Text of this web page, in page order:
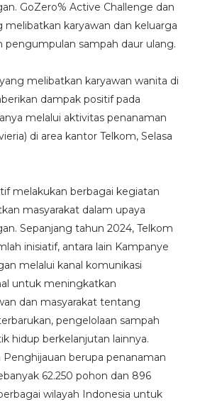
GoZero% Active Challenge dan
melibatkan karyawan dan keluarga
pengumpulan sampah daur ulang.
melibatkan karyawan wanita di
dampak positif pada
melalui aktivitas penanaman
di area kantor Telkom, Selasa
melakukan berbagai kegiatan
masyarakat dalam upaya
Sepanjang tahun 2024, Telkom
inisiatif, antara lain Kampanye
melalui kanal komunikasi
untuk meningkatkan
dan masyarakat tentang
pengelolaan sampah
hidup berkelanjutan lainnya.
berupa penanaman
62.250 pohon dan 896
wilayah Indonesia untuk